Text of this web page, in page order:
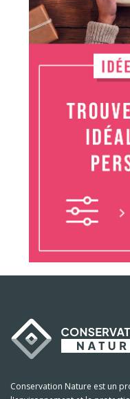
Conservation Nature est un